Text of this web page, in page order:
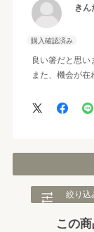
きん
購入確認済み
良い箸だと思い
また、機会が在
絞り込
この